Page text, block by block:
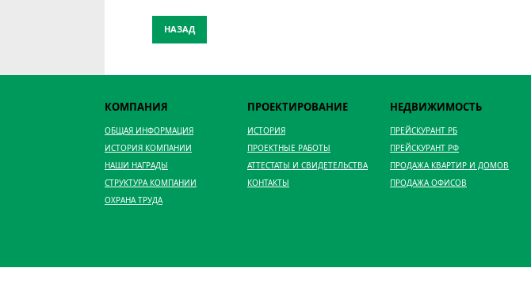
НАЗАД
КОМПАНИЯ
ОБЩАЯ ИНФОРМАЦИЯ
ИСТОРИЯ КОМПАНИИ
НАШИ НАГРАДЫ
СТРУКТУРА КОМПАНИИ
ОХРАНА ТРУДА
ПРОЕКТИРОВАНИЕ
ИСТОРИЯ
ПРОЕКТНЫЕ РАБОТЫ
АТТЕСТАТЫ И СВИДЕТЕЛЬСТВА
КОНТАКТЫ
НЕДВИЖИМОСТЬ
ПРЕЙСКУРАНТ РБ
ПРЕЙСКУРАНТ РФ
ПРОДАЖА КВАРТИР И ДОМОВ
ПРОДАЖА ОФИСОВ